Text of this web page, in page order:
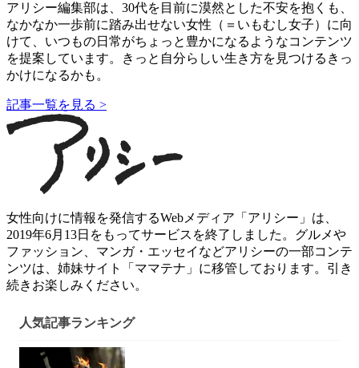
アリシー編集部は、30代を目前に漠然とした不安を抱くも、
なかなか一歩前に踏み出せない女性（＝いもむし女子）に向
けて、いつもの日常がちょっと豊かになるようなコンテンツ
を提案しています。きっと自分らしい生き方を見つけるきっ
かけになるかも。
記事一覧を見る >
女性向けに情報を発信するWebメディア「アリシー」は、
2019年6月13日をもってサービスを終了しました。グルメや
ファッション、マンガ・エッセイなどアリシーの一部コンテ
ンツは、姉妹サイト「ママテナ」に移管しております。引き
続きお楽しみください。
人気記事ランキング